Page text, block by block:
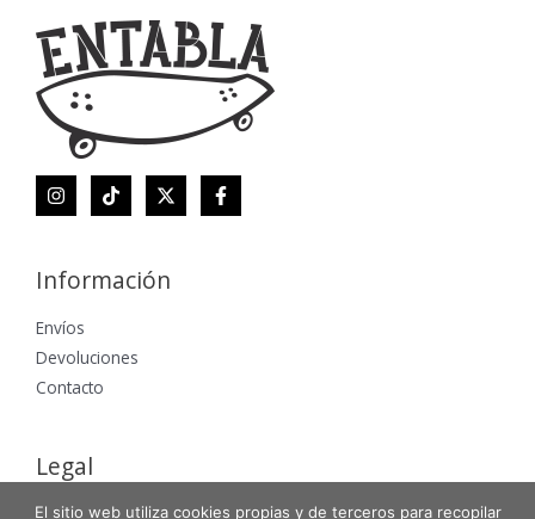
Información
Envíos
Devoluciones
Contacto
Legal
Aviso Legal
El sitio web utiliza cookies propias y de terceros para recopilar